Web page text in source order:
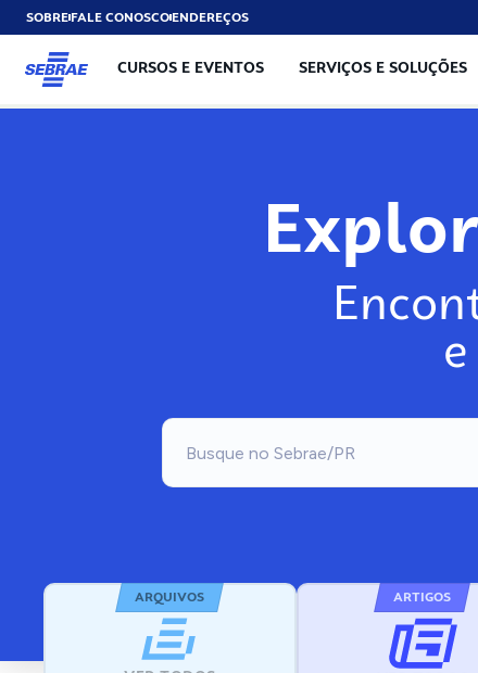
SOBREFALE CONOSCOENDEREÇOS
CURSOS E EVENTOS SERVIÇOS E SOLUÇÕES
ARQUIVOS ARTIGOS